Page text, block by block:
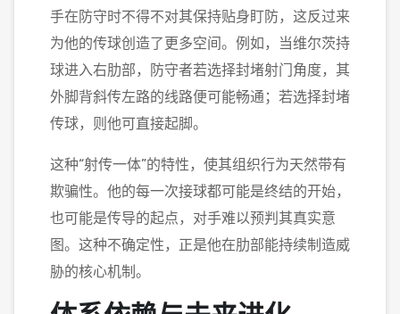
手在防守时不得不对其保持贴身盯防，这反过来
为他的传球创造了更多空间。例如，当维尔茨持
球进入右肋部，防守者若选择封堵射门角度，其
外脚背斜传左路的线路便可能畅通；若选择封堵
传球，则他可直接起脚。
这种“射传一体”的特性，使其组织行为天然带有
欺骗性。他的每一次接球都可能是终结的开始，
也可能是传导的起点，对手难以预判其真实意
图。这种不确定性，正是他在肋部能持续制造威
胁的核心机制。